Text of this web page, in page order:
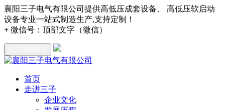
襄阳三子电气有限公司提供高低压成套设备、 高低压软启动
设备专业一站式制造生产,支持定制！
+ 微信号： 顶部文字（微信）
首页
走进三子
企业文化